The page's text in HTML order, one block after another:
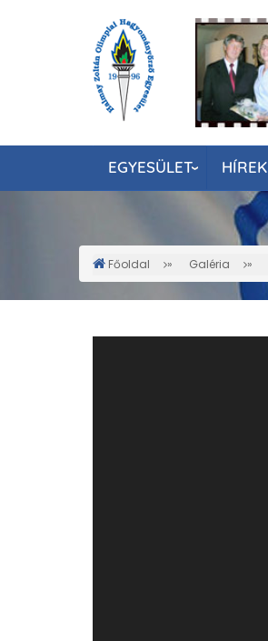
EGYESÜLET HÍREK
Morzsa
Főoldal Galéria